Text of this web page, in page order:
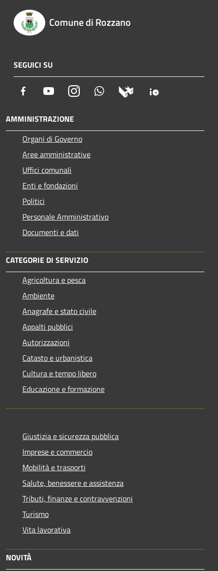
Comune di Rozzano
SEGUICI SU
Facebook YoutubeInstagram Whatsapp
AMMINISTRAZIONE
Organi di Governo
Aree amministrative
Uffici comunali
Enti e fondazioni
Politici
Personale Amministrativo
Documenti e dati
CATEGORIE DI SERVIZIO
Agricoltura e pesca
Ambiente
Anagrafe e stato civile
Appalti pubblici
Autorizzazioni
Catasto e urbanistica
Cultura e tempo libero
Educazione e formazione
Giustizia e sicurezza pubblica
Imprese e commercio
Mobilità e trasporti
Salute, benessere e assistenza
Tributi, finanze e contravvenzioni
Turismo
Vita lavorativa
NOVITÀ